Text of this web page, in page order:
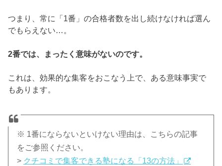
つまり、常に「1番」の合格者数を出し続けなければ選ん
でもらえない…。
2番では、まったく意味がないのです。
これは、効果的な集客をおこなう上で、ある意味事実で
もあります。
※ 1番にならないといけない理由は、こちらの記事
をご参照ください。
> クチコミで集客できる塾になる「13の方法」